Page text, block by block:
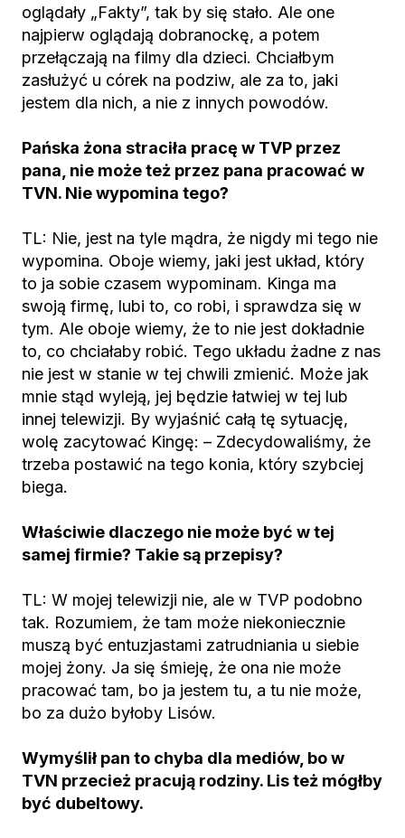
oglądały „Fakty”, tak by się stało. Ale one
najpierw oglądają dobranockę, a potem
przełączają na filmy dla dzieci. Chciałbym
zasłużyć u córek na podziw, ale za to, jaki
jestem dla nich, a nie z innych powodów.
Pańska żona straciła pracę w TVP przez
pana, nie może też przez pana pracować w
TVN. Nie wypomina tego?
TL: Nie, jest na tyle mądra, że nigdy mi tego nie
wypomina. Oboje wiemy, jaki jest układ, który
to ja sobie czasem wypominam. Kinga ma
swoją firmę, lubi to, co robi, i sprawdza się w
tym. Ale oboje wiemy, że to nie jest dokładnie
to, co chciałaby robić. Tego układu żadne z nas
nie jest w stanie w tej chwili zmienić. Może jak
mnie stąd wyleją, jej będzie łatwiej w tej lub
innej telewizji. By wyjaśnić całą tę sytuację,
wolę zacytować Kingę: – Zdecydowaliśmy, że
trzeba postawić na tego konia, który szybciej
biega.
Właściwie dlaczego nie może być w tej
samej firmie? Takie są przepisy?
TL: W mojej telewizji nie, ale w TVP podobno
tak. Rozumiem, że tam może niekoniecznie
muszą być entuzjastami zatrudniania u siebie
mojej żony. Ja się śmieję, że ona nie może
pracować tam, bo ja jestem tu, a tu nie może,
bo za dużo byłoby Lisów.
Wymyślił pan to chyba dla mediów, bo w
TVN przecież pracują rodziny. Lis też mógłby
być dubeltowy.